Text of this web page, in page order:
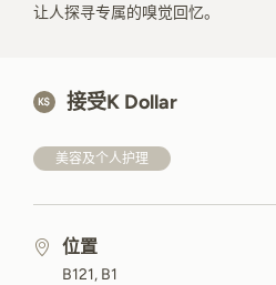
让人探寻专属的嗅觉回忆。
接受K Dollar
美容及个人护理
位置
B121, B1